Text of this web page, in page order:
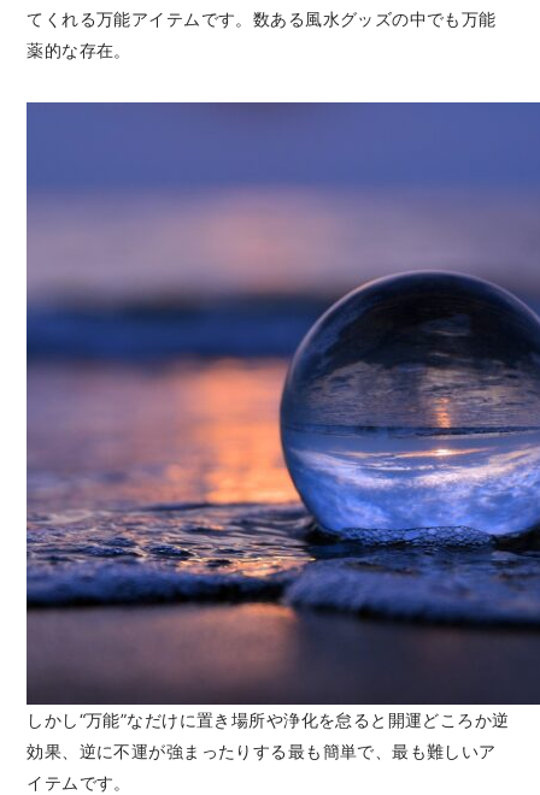
てくれる万能アイテムです。数ある風水グッズの中でも万能
薬的な存在。
しかし“万能”なだけに置き場所や浄化を怠ると開運どころか逆
効果、逆に不運が強まったりする最も簡単で、最も難しいア
イテムです。